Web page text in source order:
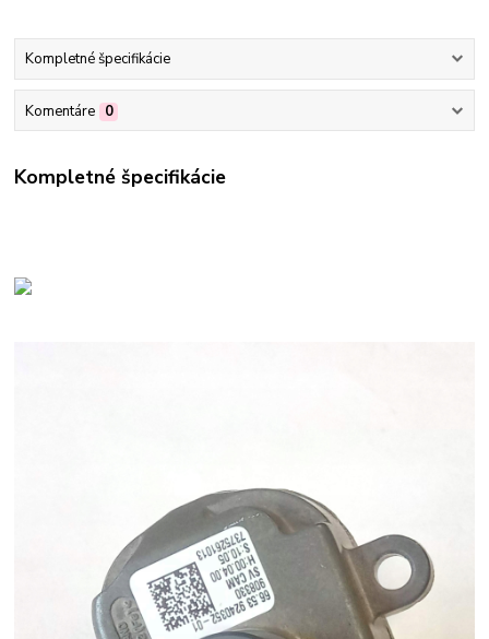
Kompletné špecifikácie
Komentáre 0
Kompletné špecifikácie